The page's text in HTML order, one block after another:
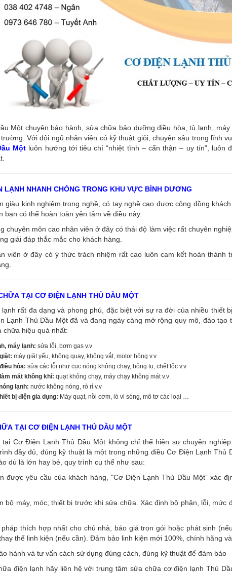
Một chuyên bảo hành, sửa chữa bảo dưỡng điều hòa, tủ lạnh,
Với đội ngũ nhân viên có kỹ thuật giỏi, chuyên sâu trong lĩnh
Một luôn hướng tới tiêu chí “nhiệt tình – cẩn thận – uy tín”, luôn
LẠNH NHANH CHÓNG TRONG KHU VỰC BÌNH DƯƠNG
giàu kinh nghiệm trong nghề, có tay nghề cao được cộng đồng
bạn có thể hoàn toàn yên tâm về điều này.
chuyên môn cao nhân viên ở đây có thái độ làm việc rất chuyên
giải đáp thắc mắc cho khách hàng.
viên ở đây có ý thức trách nhiệm rất cao luôn cam kết hoàn thành
TẠI CƠ ĐIỆN LẠNH THỦ DẦU MỘT
rất đa dạng và phong phú, đặc biệt với sự ra đời của nhiều thiết
Lạnh Thủ Dầu Một đã và đang ngày càng mở rộng quy mô, đào tạo
chữa hiệu quả nhất:
máy lạnh: sửa lỗi, bơm gas v.v
máy giặt yếu, không quay, không vắt, motor hỏng v.v
hòa: sửa các lỗi như cục nóng không chạy, hỏng tụ, chết lốc v.v
mát không khí: quạt không chạy, máy chạy không mát v.v
lạnh: nước không nóng, rò rỉ v.v
bị điện gia dụng: Máy quạt, nồi cơm, lò vi sóng, mô tơ các loại …
TẠI CƠ ĐIỆN LẠNH THỦ DẦU MỘT
tại Cơ Điện Lạnh Thủ Dầu Một không chỉ thể hiện sự chuyên
đầy đủ, đúng kỹ thuật là một trong những điều Cơ Điện Lạnh Thủ
dù là lớn hay bé, quy trình cụ thể như sau:
được yêu cầu của khách hàng, "Cơ Điện Lạnh Thủ Dầu Một” xác
bộ máy, móc, thiết bị trước khi sửa chữa. Xác định bộ phận, lỗi, mức
thích hợp nhất cho chủ nhà, báo giá trọn gói hoặc phát sinh
thế linh kiện (nếu cần). Đảm bảo linh kiện mới 100%, chính hãng
hành và tư vấn cách sử dụng đúng cách, đúng kỹ thuật để đảm bảo
điện lạnh hãy liên hệ với trung tâm sửa chữa cơ điện lạnh Thủ